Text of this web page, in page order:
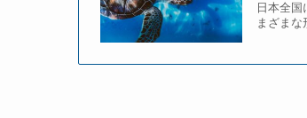
日本全
まざま